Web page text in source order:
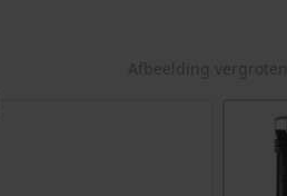
Afbeelding vergroten